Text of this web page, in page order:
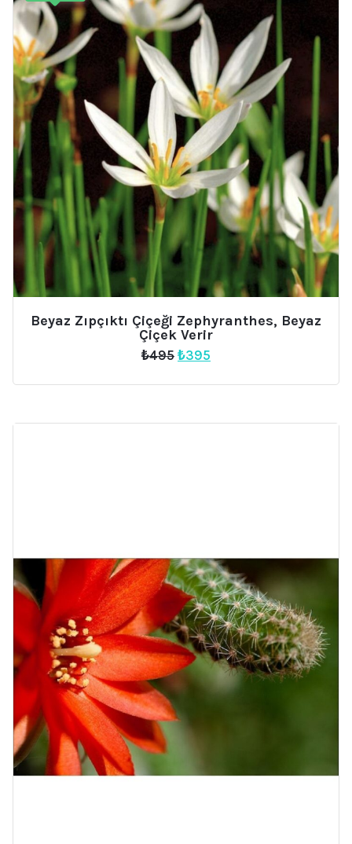
Beyaz Zıpçıktı Çiçeği Zephyranthes, Beyaz
Çiçek Verir
₺495 Orijinal
₺495.
₺395
fiyat: